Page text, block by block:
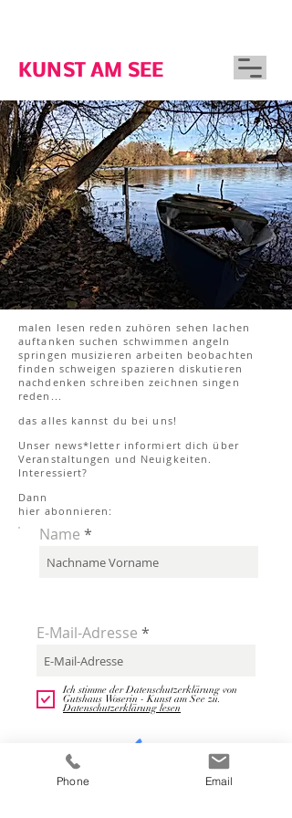
KUNST AM SEE
malen lesen reden zuhören sehen lachen
auftanken suchen schwimmen angeln
springen musizieren arbeiten beobachten
finden schweigen spazieren diskutieren
nachdenken schreiben zeichnen singen
reden...
das alles kannst du bei uns!
Unser news*letter informiert dich über
Veranstaltungen und Neuigkeiten.
Interessiert?
Dann
hier abonnieren:
Name
E-Mail-Adresse
Ich stimme der Datenschutzerklärung von
Gutshaus Woserin - Kunst am See zu.
Datenschutzerklärung lesen
Phone Email